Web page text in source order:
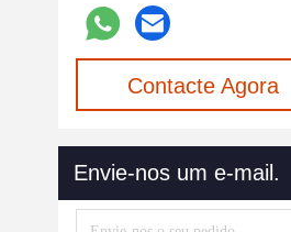
Contacte Agora
Envie-nos um e-mail.